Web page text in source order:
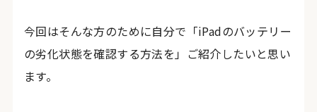
今回はそんな方のために自分で「iPadのバッテリー
の劣化状態を確認する方法を」ご紹介したいと思い
ます。